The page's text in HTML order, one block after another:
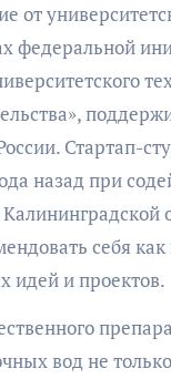
от
федеральной
Стартап-
назад при
себя
идей и проектов.
вод не